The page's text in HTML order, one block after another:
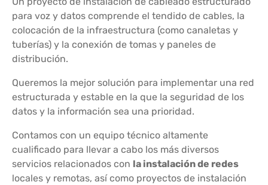
para voz y datos comprende el tendido de cables, la
colocación de la infraestructura (como canaletas y
tuberías) y la conexión de tomas y paneles de
distribución.
Queremos la mejor solución para implementar una red
estructurada y estable en la que la seguridad de los
datos y la información sea una prioridad.
Contamos con un equipo técnico altamente
cualificado para llevar a cabo los más diversos
servicios relacionados con la instalación de redes
locales y remotas, así como proyectos de instalación